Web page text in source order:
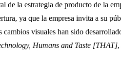
de la estrategia de producto de la
ya que la empresa invita a su
visuales han sido
Humans and Taste [THAT]